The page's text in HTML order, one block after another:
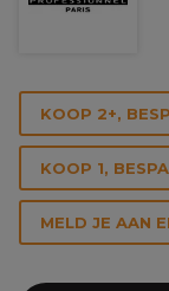
KOOP 2+,
KOOP 1,
MELD JE AAN